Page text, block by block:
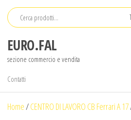
Salta
contenuto
EURO.FAL
sezione commercio e vendita
Contatti
Home/CENTRO DI LAVORO CB Ferrari A 17